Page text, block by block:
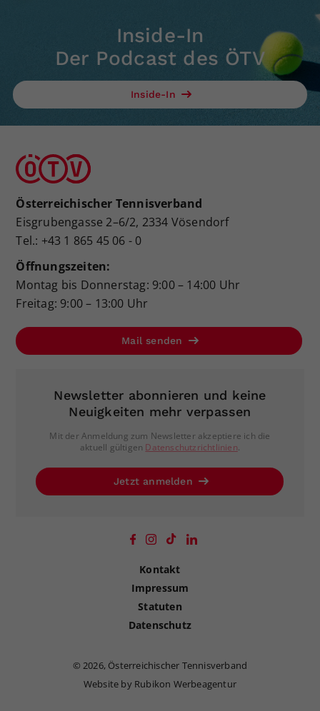
Inside-In
Der Podcast des ÖTV
Inside-In
Österreichischer Tennisverband
Eisgrubengasse 2–6/2, 2334 Vösendorf
Tel.: +43 1 865 45 06 - 0
Öffnungszeiten:
Montag bis Donnerstag: 9:00 – 14:00 Uhr
Freitag: 9:00 – 13:00 Uhr
Mail senden
Newsletter abonnieren und keine
Neuigkeiten mehr verpassen
Mit der Anmeldung zum Newsletter akzeptiere ich die
aktuell gültigen Datenschutzrichtlinien.
Jetzt anmelden
Kontakt
Impressum
Statuten
Datenschutz
©2026, Österreichischer Tennisverband
Website by Rubikon Werbeagentur